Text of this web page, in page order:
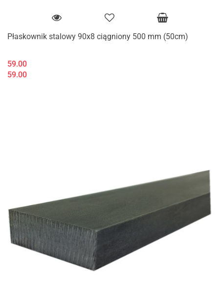
Płaskownik stalowy 90x8 ciągniony 500 mm (50cm)
59.00
59.00